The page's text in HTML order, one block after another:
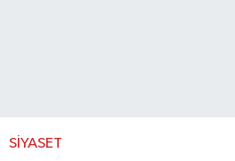
SIYASET